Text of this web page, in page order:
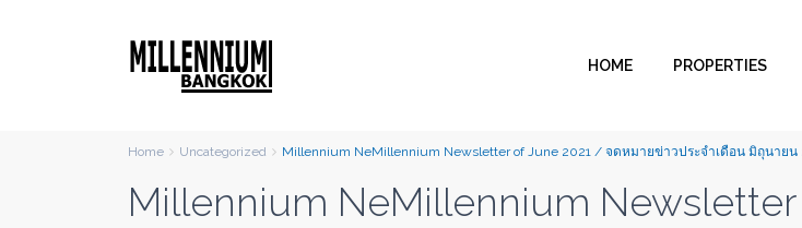
HOME PROPERTIES
Home Uncategorized Millennium NeMillennium Newsletter of June 2021 / จดหมายข่าวประจำเดือน มิถุนาย
Millennium NeMillennium